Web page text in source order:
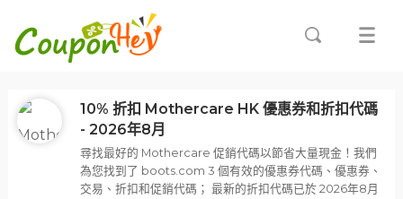
10% 折扣 Mothercare HK 優惠券和折扣代碼
- 2026年8月
尋找最好的 Mothercare 促銷代碼以節省大量現金！我們
為您找到了 boots.com 3 個有效的優惠券代碼、優惠券、
交易、折扣和促銷代碼； 最新的折扣代碼已於 2026年8月